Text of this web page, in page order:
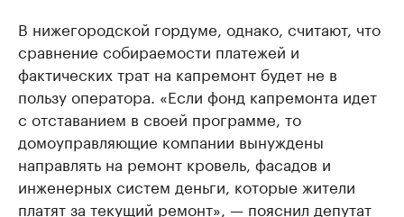
В нижегородской гордуме, однако, считают, что
сравнение собираемости платежей и
фактических трат на капремонт будет не в
пользу оператора. «Если фонд капремонта идет
с отставанием в своей программе, то
домоуправляющие компании вынуждены
направлять на ремонт кровель, фасадов и
инженерных систем деньги, которые жители
платят за текущий ремонт», — пояснил депутат